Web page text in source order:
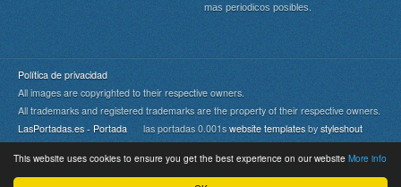
This website uses cookies to ensure you get the best experience on our website More info
mas periodicos posibles.
Política de privacidad
All images are copyrighted to their respective owners.
All trademarks and registered trademarks are the property of their respective owners.
LasPortadas.es - Portada las portadas 0.001s website templates bystyleshout